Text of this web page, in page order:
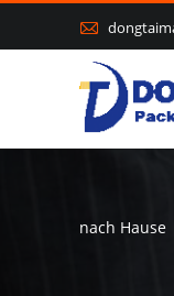

nach Hause